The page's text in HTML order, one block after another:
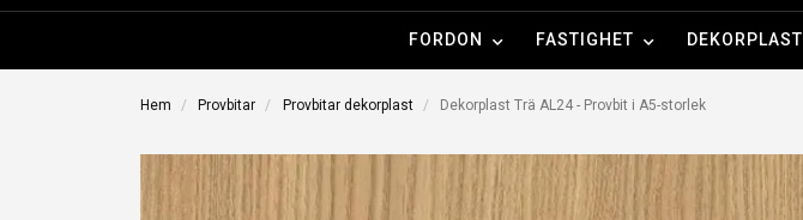
FORDON FASTIGHET DEKORPLAST
Hem Provbitar Provbitar dekorplast Dekorplast Trä AL24 - Provbit i A5-storlek